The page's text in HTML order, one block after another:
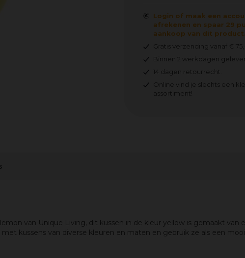
Login of maak een
afrekenen en spaar 29
aankoop van dit product.
Gratis verzending vanaf € 75,-
Binnen 2 werkdagen
14 dagen retourrecht.
Online vind je slechts een
assortiment!
van Unique Living, dit kussen in de kleur yellow is gemaakt van
kussens van diverse kleuren en maten en gebruik ze als een